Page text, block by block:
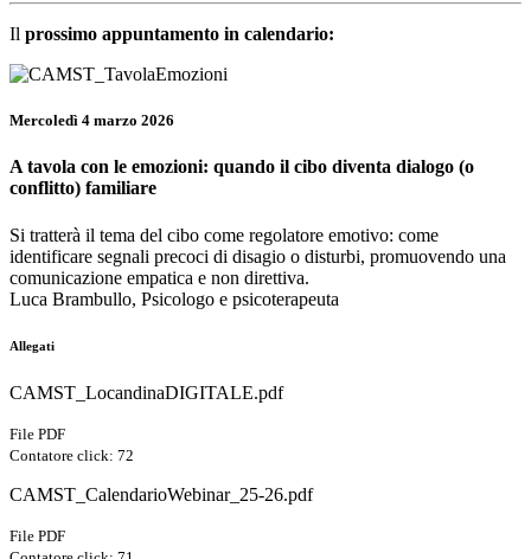
Il prossimo appuntamento in calendario:
Mercoledì 4 marzo 2026
A tavola con le emozioni: quando il cibo diventa dialogo (o
conflitto) familiare
Si tratterà il tema del cibo come regolatore emotivo: come
identificare segnali precoci di disagio o disturbi, promuovendo una
comunicazione empatica e non direttiva.
Luca Brambullo, Psicologo e psicoterapeuta
Allegati
CAMST_LocandinaDIGITALE.pdf
File PDF
Contatore click: 72
CAMST_CalendarioWebinar_25-26.pdf
File PDF